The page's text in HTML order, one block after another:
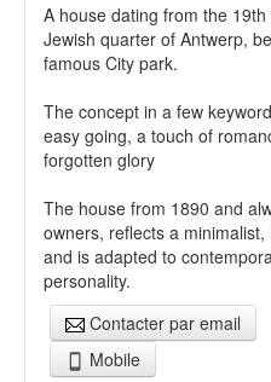
A house dating from the
Jewish quarter of Antwerp,
famous City park.
The concept in a few
easy going, a touch of
forgotten glory
The house from 1890 and
owners, reflects a
and is adapted to
personality.
Contacter par email
Mobile